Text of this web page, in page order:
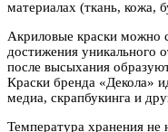
материалах (ткань, кожа,
Акриловые краски можно
достижения уникального
после высыхания
Краски бренда «Декола»
медиа, скрапбукинга и
Температура хранения не